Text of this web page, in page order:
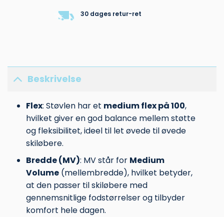
30 dages retur-ret
Beskrivelse
Flex: Støvlen har et medium flex på 100,
hvilket giver en god balance mellem støtte
og fleksibilitet, ideel til let øvede til øvede
skiløbere.
Bredde (MV): MV står for Medium
Volume(mellembredde), hvilket betyder,
at den passer til skiløbere med
gennemsnitlige fodstørrelser og tilbyder
komfort hele dagen.